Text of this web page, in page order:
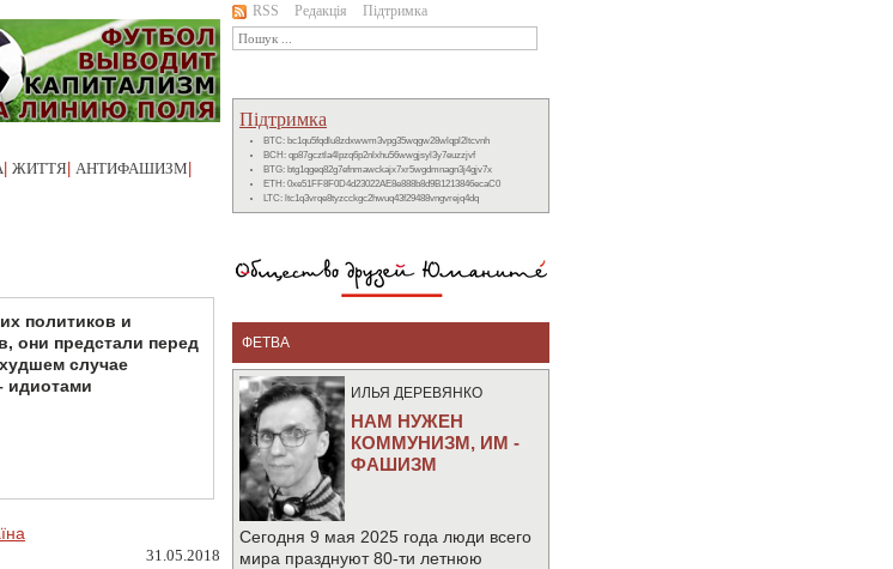
ЖИТТЯ АНТИФАШИЗМ
политиков и
они предстали перед
случае
идиотами
31.05.2018
RSS Редакція Підтримка
Підтримка
BTC: bc1qu5fqdlu8zdxwwm3vpg35wqgw28wlqpl2ltcvnh
BCH: qp87gcztla4lpzq6p2nlxhu56wwgjsyl3y7euzzjvf
BTG: btg1qgeq82g7efnmawckajx7xr5wgdmnagn3j4gjv7x
ETH: 0xe51FF8F0D4d23022AE8e888b8d9B1213846ecaC0
LTC: ltc1q3vrqe8tyzcckgc2hwuq43f29488vngvrejq4dq
ФЕТВА
ИЛЬЯ ДЕРЕВЯНКО
НАМ НУЖЕН
КОММУНИЗМ, ИМ -
ФАШИЗМ
Сегодня 9 мая 2025 года люди всего
мира празднуют 80-ти летнюю